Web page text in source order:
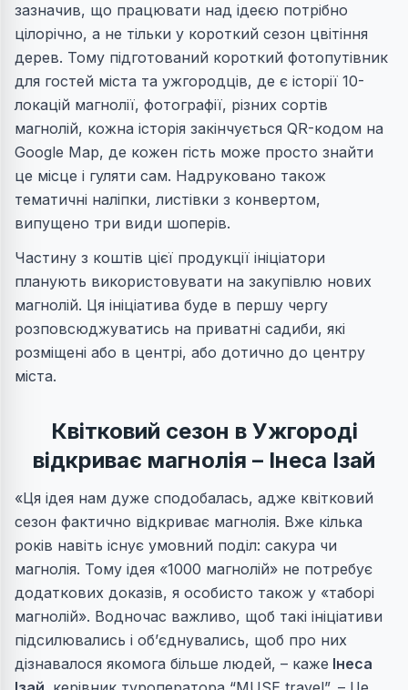
зазначив, що працювати над ідеєю потрібно
цілорічно, а не тільки у короткий сезон цвітіння
дерев. Тому підготований короткий фотопутівник
для гостей міста та ужгородців, де є історії 10-
локацій магнолії, фотографії, різних сортів
магнолій, кожна історія закінчується QR-кодом на
Google Map, де кожен гість може просто знайти
це місце і гуляти сам. Надруковано також
тематичні наліпки, листівки з конвертом,
випущено три види шоперів.
Частину з коштів цієї продукції ініціатори
планують використовувати на закупівлю нових
магнолій. Ця ініціатива буде в першу чергу
розповсюджуватись на приватні садиби, які
розміщені або в центрі, або дотично до центру
міста.
Квітковий сезон в Ужгороді
відкриває магнолія – Інеса Ізай
«Ця ідея нам дуже сподобалась, адже квітковий
сезон фактично відкриває магнолія. Вже кілька
років навіть існує умовний поділ: сакура чи
магнолія. Тому ідея «1000 магнолій» не потребує
додаткових доказів, я особисто також у «таборі
магнолій». Водночас важливо, щоб такі ініціативи
підсилювались і об’єднувались, щоб про них
дізнавалося якомога більше людей, – каже Інеса